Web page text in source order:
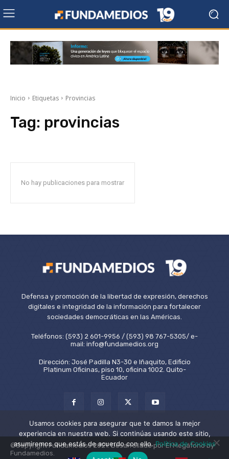
Inicio Etiquetas Provincias
Tag: provincias
No hay publicaciones para mostrar
Defensa y promoción de la libertad de expresión, derechos
digitales e integridad de la información para fortalecer
sociedades democráticas en las Américas.
Teléfonos: (593) 2 601-9956 / (593) 98 767-5305/ e-
mail: info@fundamedios.org
Dirección: José Padilla N3-30 e Iñaquito, Edificio
Platinum Oficinas, piso 10, oficina 1002. Quito-
Ecuador
©Copyright Fundamedios 2021. Desarrollado por El Megáfono by
Fundamedios.
Usamos cookies para asegurar que te damos la mejor
experiencia en nuestra web. Si continúas usando este sitio,
asumiremos que estás de acuerdo con ello.Política de Cookies